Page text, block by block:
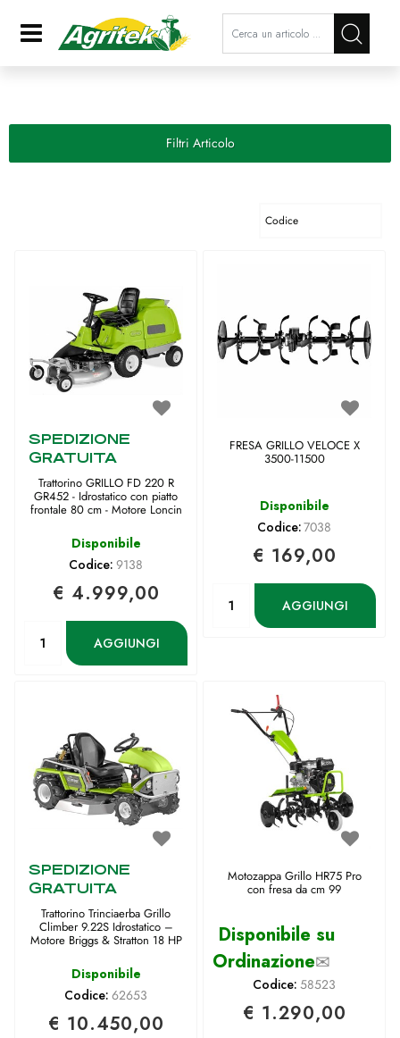
Open La modifica di un filtro
Filtri Articolo
SPEDIZIONE
GRATUITA
Trattorino GRILLO FD 220 R
GR452 - Idrostatico con piatto
frontale 80 cm - Motore Loncin
Disponibile
Codice: 9138
€ 4.999,00
AGGIUNGI
FRESA GRILLO VELOCE X
3500-11500
Disponibile
Codice:7038
€ 169,00
AGGIUNGI
SPEDIZIONE
GRATUITA
Trattorino Trinciaerba Grillo
Climber 9.22S Idrostatico –
Motore Briggs & Stratton 18 HP
Disponibile
Codice: 62653
€ 10.450,00
Motozappa Grillo HR75 Pro
con fresa da cm 99
Disponibile su
Ordinazione✉
Codice: 58523
€ 1.290,00